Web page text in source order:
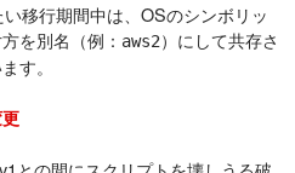
移行期間中は、OSのシンボリッ
を別名（例： aws2）にして共存さ
す。